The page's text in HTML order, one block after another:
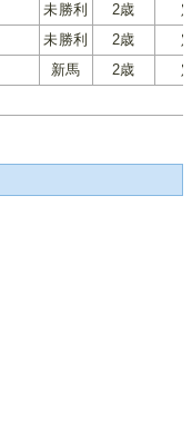
未勝利 2歳
未勝利 2歳
新馬 2歳